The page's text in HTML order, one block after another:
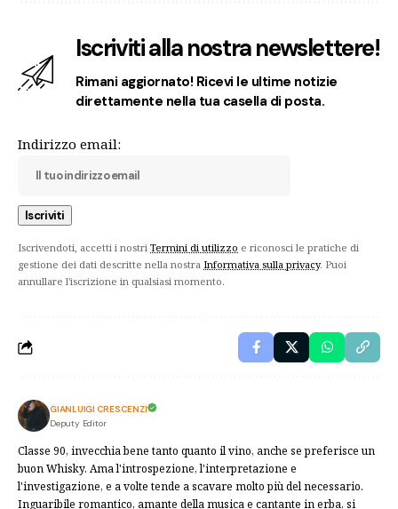
Iscriviti alla nostra newslettere!
Rimani aggiornato! Ricevi le ultime notizie
direttamente nella tua casella di posta.
Indirizzo email:
Iscrivendoti, accetti i nostri Termini di utilizzo e riconosci le pratiche di
gestione dei dati descritte nella nostra Informativa sulla privacy. Puoi
annullare l'iscrizione in qualsiasi momento.
GIANLUIGI CRESCENZI
Deputy Editor
Classe 90, invecchia bene tanto quanto il vino, anche se preferisce un
buon Whisky. Ama l'introspezione, l'interpretazione e
l'investigazione, e a volte tende a scavare molto più del necessario.
Inguaribile romantico, amante della musica e cantante in erba, si